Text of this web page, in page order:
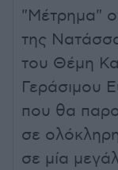
"Μέτρημα"
της
του Θέμη
Γεράσιμου
που θα
σε
σε μία